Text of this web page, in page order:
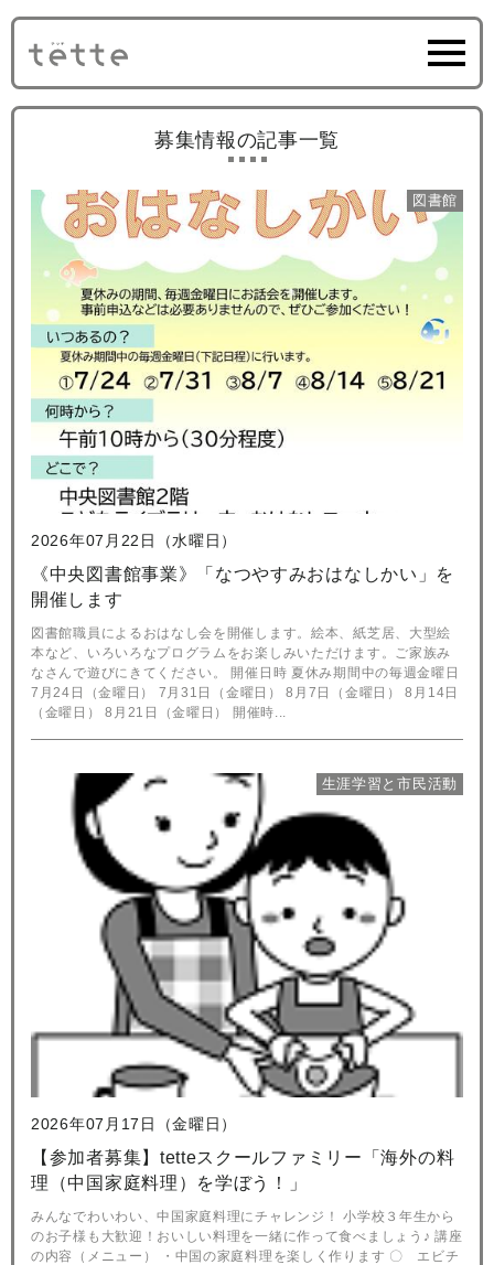
募集情報の記事一覧
2026年07月22日（水曜日）
図書館
《中央図書館事業》「なつやすみおはなしかい」を
開催します
図書館職員によるおはなし会を開催します。絵本、紙芝居、大型絵
本など、いろいろなプログラムをお楽しみいただけます。ご家族み
なさんで遊びにきてください。 開催日時 夏休み期間中の毎週金曜日
7月24日（金曜日） 7月31日（金曜日） 8月7日（金曜日） 8月14日
（金曜日） 8月21日（金曜日） 開催時...
2026年07月17日（金曜日）
生涯学習と市民活動
【参加者募集】tetteスクールファミリー「海外の料
理（中国家庭料理）を学ぼう！」
みんなでわいわい、中国家庭料理にチャレンジ！ 小学校３年生から
のお子様も大歓迎！おいしい料理を一緒に作って食べましょう♪ 講座
の内容（メニュー） ・中国の家庭料理を楽しく作ります 〇 エビチ